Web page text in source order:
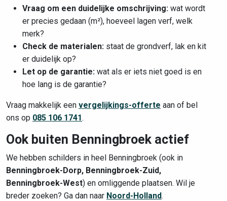
Vraag om een duidelijke omschrijving: wat wordt
er precies gedaan (m²), hoeveel lagen verf, welk
merk?
Check de materialen: staat de grondverf, lak en kit
er duidelijk op?
Let op de garantie: wat als er iets niet goed is en
hoe lang is de garantie?
Vraag makkelijk een vergelijkings-offerte aan of bel
ons op 085 106 1741.
Ook buiten Benningbroek actief
We hebben schilders in heel Benningbroek (ook in
Benningbroek-Dorp, Benningbroek-Zuid,
Benningbroek-West) en omliggende plaatsen. Wil je
breder zoeken? Ga dan naar Noord-Holland.